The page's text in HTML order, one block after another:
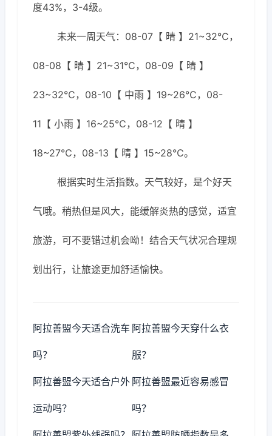
度43%，3-4级。
未来一周天气：08-07【 晴 】21~32℃，
08-08【 晴 】21~31℃，08-09【 晴 】
23~32℃，08-10【 中雨 】19~26℃，08-
11【 小雨 】16~25℃，08-12【 晴 】
18~27℃，08-13【 晴 】15~28℃。
根据实时生活指数。天气较好，是个好天
气哦。稍热但是风大，能缓解炎热的感觉，适宜
旅游，可不要错过机会呦！结合天气状况合理规
划出行，让旅途更加舒适愉快。
阿拉善盟今天适合洗车
吗？
阿拉善盟今天穿什么衣
服？
阿拉善盟今天适合户外
运动吗？
阿拉善盟最近容易感冒
吗？